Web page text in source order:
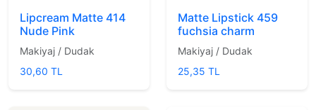
Lipcream Matte 414
Nude Pink
Makiyaj / Dudak
30,60 TL
Matte Lipstick 459
fuchsia charm
Makiyaj / Dudak
25,35 TL